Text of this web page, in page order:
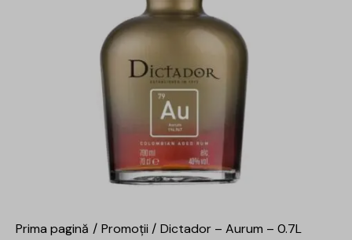
Prima pagină Promoții Dictador – Aurum – 0.7L